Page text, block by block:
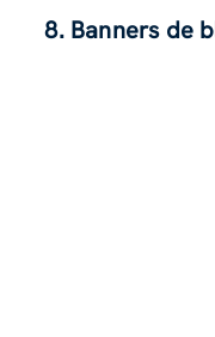
8. Banners de